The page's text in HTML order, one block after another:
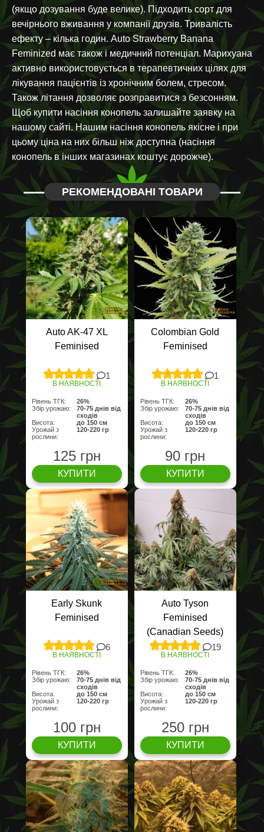
(якщо дозування буде велике). Підходить сорт для
вечірнього вживання у компанії друзів. Тривалість
ефекту – кілька годин. Auto Strawberry Banana
Feminized має також і медичний потенціал. Марихуана
активно використовується в терапевтичних цілях для
лікування пацієнтів із хронічним болем, стресом.
Також літання дозволяє розправитися з безсонням.
Щоб купити насіння конопель залишайте заявку на
нашому сайті. Нашим насіння конопель якісне і при
цьому ціна на них більш ніж доступна (насіння
конопель в інших магазинах коштує дорожче).
РЕКОМЕНДОВАНІ ТОВАРИ
Auto AK-47 XL
Feminised
1
В НАЯВНОСТІ
Рівень ТГК:
26%
Збір урожаю:
70-75 днів від
сходів
Висота:
до 150 cм
Урожай з
рослини:
120-220 гр
125 грн
КУПИТИ
Colombian Gold
Feminised
1
В НАЯВНОСТІ
Рівень ТГК:
26%
Збір урожаю:
70-75 днів від
сходів
Висота:
до 150 cм
Урожай з
рослини:
120-220 гр
90 грн
КУПИТИ
Early Skunk
Feminised
6
В НАЯВНОСТІ
Рівень ТГК:
26%
Збір урожаю:
70-75 днів від
сходів
Висота:
до 150 cм
Урожай з
рослини:
120-220 гр
100 грн
КУПИТИ
Auto Tyson
Feminised
(Canadian Seeds)
19
В НАЯВНОСТІ
Рівень ТГК:
26%
Збір урожаю:
70-75 днів від
сходів
Висота:
до 150 cм
Урожай з
рослини:
120-220 гр
250 грн
КУПИТИ